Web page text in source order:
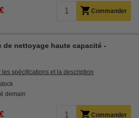
Commander
de nettoyage haute capacité -
les spécifications et la description
demain
Commander